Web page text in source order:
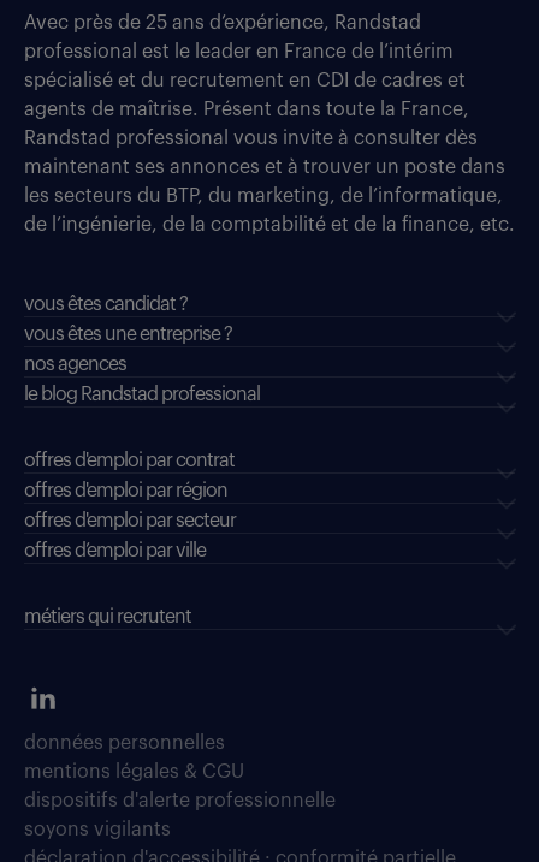
Avec près de 25 ans d’expérience, Randstad
professional est le leader en France de l’intérim
spécialisé et du recrutement en CDI de cadres et
agents de maîtrise. Présent dans toute la France,
Randstad professional vous invite à consulter dès
maintenant ses annonces et à trouver un poste dans
les secteurs du BTP, du marketing, de l’informatique,
de l’ingénierie, de la comptabilité et de la finance, etc.
vous êtes candidat ?
vous êtes une entreprise ?
nos agences
le blog Randstad professional
offres d'emploi par contrat
offres d'emploi par région
offres d'emploi par secteur
offres d’emploi par ville
métiers qui recrutent
données personnelles
mentions légales & CGU
dispositifs d'alerte professionnelle
soyons vigilants